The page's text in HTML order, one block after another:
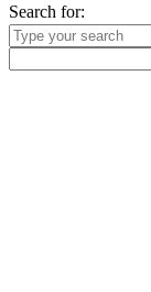
Search for: